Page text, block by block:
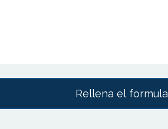
Rellena el